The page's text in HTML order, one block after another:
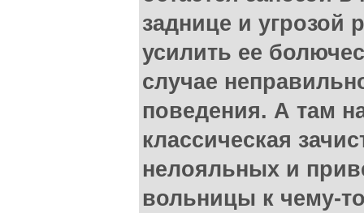
заднице и угрозой
усилить ее
случае
поведения. А там
классическая
нелояльных и
вольницы к чему-